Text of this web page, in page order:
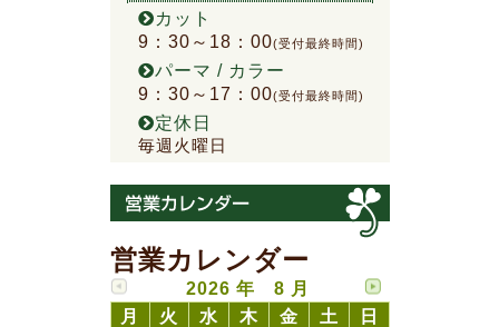
カット
9：30～18：00(受付最終時間)
パーマ / カラー
9：30～17：00(受付最終時間)
定休日
毎週火曜日
営業カレンダー
2026 年 8 月
月
火 水 木 金 土
日